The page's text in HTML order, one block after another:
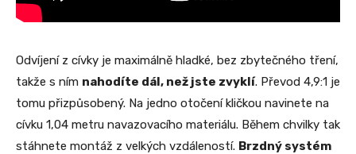
Odvíjení z cívky je maximálně hladké, bez zbytečného tření,
takže s ním nahodíte dál, než jste zvyklí. Převod 4,9:1 je
tomu přizpůsobený. Na jedno otočení kličkou navinete na
cívku 1,04 metru navazovacího materiálu. Během chvilky tak
stáhnete montáž z velkých vzdáleností. Brzdný systém